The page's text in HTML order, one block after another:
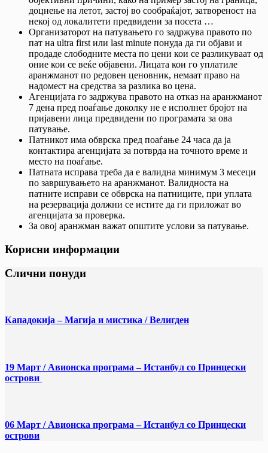
доцнење на летот, застој во сообраќајот, затвореност на
некој од локалитети предвидени за посета …
Организаторот на патувањето го задржува правото по
пат на ultra first или last minute понуда да ги објави и
продаде слободните места по цени кои се разликуваат од
оние кои се веќе објавени. Лицата кои го уплатиле
аранжманот по редовен ценовник, немаат право на
надомест на средства за разлика во цена.
Агенцијата го задржува правото на отказ на аранжманот
7 дена пред поаѓање доколку не е исполнет бројот на
пријавени лица предвидени по програмата за ова
патување.
Патникот има обврска пред поаѓање 24 часа да ја
контактира агенцијата за потврда на точното време и
место на поаѓање.
Патната исправа треба да е валидна минимум 3 месеци
по завршувањето на аранжманот. Валидноста на
патните исправи се обврска на патниците, при уплата
на резервација должни се истите да ги приложат во
агенцијата за проверка.
За овој аранжман важат општите услови за патување.
Корисни информации
Слични понуди
Кападокија – Магија и мистика / Велигден
19 Март / Aвионска програма – Истанбул со Принцески
острови
06 Март / Aвионска програма – Истанбул со Принцески
острови